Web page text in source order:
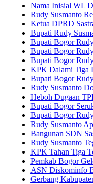
Inisial WL Disebut
Susmanto Resmikan
DPRD Sastra
Rudy Susmanto
Bogor Rudy
Bogor Rudy
Bogor Rudy
Dalami Tiga
Bogor Rudy
Susmanto Dorong
Dugaan TPP ASN
Bogor Serukan
Bogor Rudy
Susmanto Apresiasi
SDN
Susmanto Tegaskan
Tahan Tiga Tersangka
Bogor Gelorakan
Diskominfo Bogor
Kabupaten Bogor